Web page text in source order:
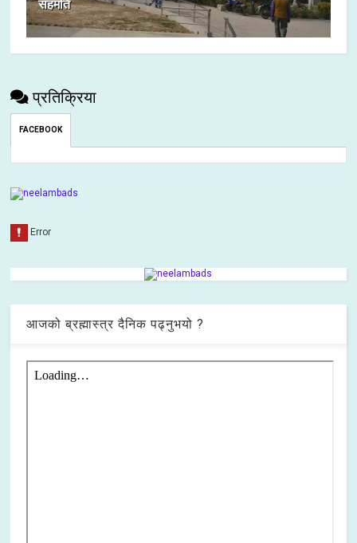
सहमति
प्रतिक्रिया
FACEBOOK
आजको ब्रह्मास्त्र दैनिक पढ्नुभयो ?